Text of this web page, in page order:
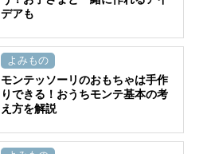
デアも
よみもの
モンテッソーリのおもちゃは手作
りできる！おうちモンテ基本の考
え方を解説